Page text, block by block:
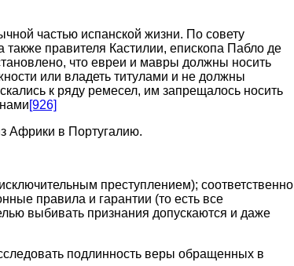
частью испанской жизни. По совету
также правителя Кастилии, епископа Пабло де
что евреи и мавры должны носить
или владеть титулами и не должны
к ряду ремесел, им запрещалось носить
[926]
Африки в Португалию.
преступлением); соответственно
правила и гарантии (то есть все
выбивать признания допускаются и даже
подлинность веры обращенных в